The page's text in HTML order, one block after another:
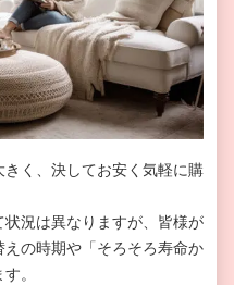
く、決してお安く気軽に購
況は異なりますが、皆様が
の時期や「そろそろ寿命か
。